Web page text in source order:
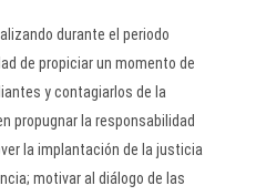
durante el periodo
de propiciar un momento de
y contagiarlos de la
propugnar la responsabilidad
la implantación de la justicia
motivar al diálogo de las